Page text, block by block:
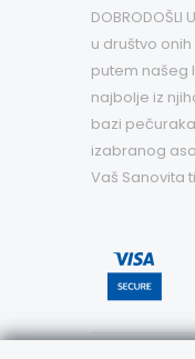
DOBRODOŠLI
u društvo
putem našeg
najbolje iz
bazi
izabranog
Vaš Sanovita